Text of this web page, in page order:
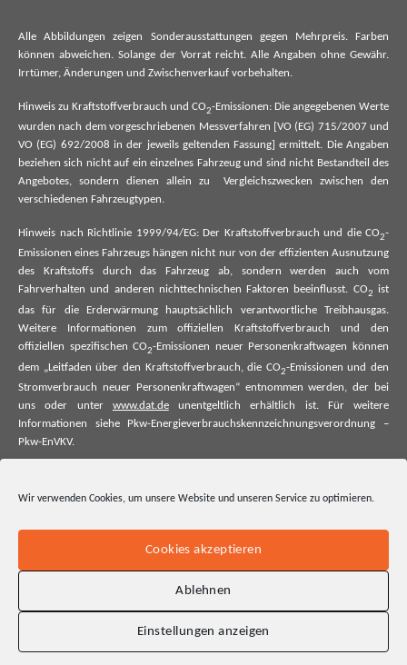
Wir verwenden Cookies, um unsere Website und unseren Service zu optimieren.
Cookies akzeptieren
Ablehnen
Einstellungen anzeigen
Alle Abbildungen zeigen Sonderausstattungen gegen Mehrpreis. Farben
können abweichen. Solange der Vorrat reicht. Alle Angaben ohne Gewähr.
Irrtümer, Änderungen und Zwischenverkauf vorbehalten.
Hinweis zu Kraftstoffverbrauch und CO2-Emissionen: Die angegebenen Werte
wurden nach dem vorgeschriebenen Messverfahren [VO (EG) 715/2007 und
VO (EG) 692/2008 in der jeweils geltenden Fassung] ermittelt. Die Angaben
beziehen sich nicht auf ein einzelnes Fahrzeug und sind nicht Bestandteil des
Angebotes, sondern dienen allein zu Vergleichszwecken zwischen den
verschiedenen Fahrzeugtypen.
Hinweis nach Richtlinie 1999/94/EG: Der Kraftstoffverbrauch und die CO2-
Emissionen eines Fahrzeugs hängen nicht nur von der effizienten Ausnutzung
des Kraftstoffs durch das Fahrzeug ab, sondern werden auch vom
Fahrverhalten und anderen nichttechnischen Faktoren beeinflusst. CO2
ist
das für die Erderwärmung hauptsächlich verantwortliche Treibhausgas.
Weitere Informationen zum offiziellen Kraftstoffverbrauch und den
offiziellen spezifischen CO2-Emissionen neuer Personenkraftwagen können
dem „Leitfaden über den Kraftstoffverbrauch, die CO2-Emissionen und den
Stromverbrauch neuer Personenkraftwagen“ entnommen werden, der bei
uns oder unter www.dat.deunentgeltlich erhältlich ist. Für weitere
Informationen siehe Pkw-Energieverbrauchskennzeichnungsverordnung –
Pkw-EnVKV.
offiziellen spezifischen CO₂-Emissionen und ggf. zum Stromverbrauch neuer
offiziellen spezifischen CO₂-Emissionen und den offiziellen Stromverbrauch
neuer Pkw entnommen werden. Dieser ist an allen Verkaufsstellen und bei
der Deutschen Automobil Treuhand GmbH unentgeltlich erhältlich, sowie